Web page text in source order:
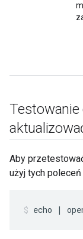
Aby
użyj tych poleceń
echo |